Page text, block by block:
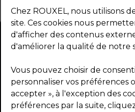
Couleur : Noir
Dimensions :
Poids : 0,01 kg
Chez ROUXEL, nous utilisons
site. Ces cookies nous
d'afficher des contenus
d'améliorer la qualité de notre
Vous pouvez choisir de
personnaliser vos préférences
accepter », à l'exception des
préférences par la suite,